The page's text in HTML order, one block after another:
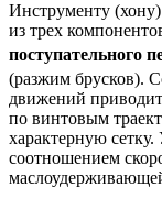
Инструменту
из трех
поступательного
(разжим брусков).
движений
по винтовым
характерную
соотношением